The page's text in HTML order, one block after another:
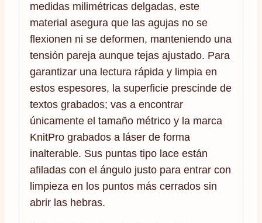
medidas milimétricas delgadas, este
material asegura que las agujas no se
flexionen ni se deformen, manteniendo una
tensión pareja aunque tejas ajustado. Para
garantizar una lectura rápida y limpia en
estos espesores, la superficie prescinde de
textos grabados; vas a encontrar
únicamente el tamaño métrico y la marca
KnitPro grabados a láser de forma
inalterable. Sus puntas tipo lace están
afiladas con el ángulo justo para entrar con
limpieza en los puntos más cerrados sin
abrir las hebras.